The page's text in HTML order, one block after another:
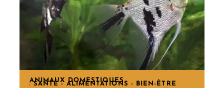
ANIMAUX DOMESTIQUES
SANTÉ - ALIMENTATIONS - BIEN-ÊTRE